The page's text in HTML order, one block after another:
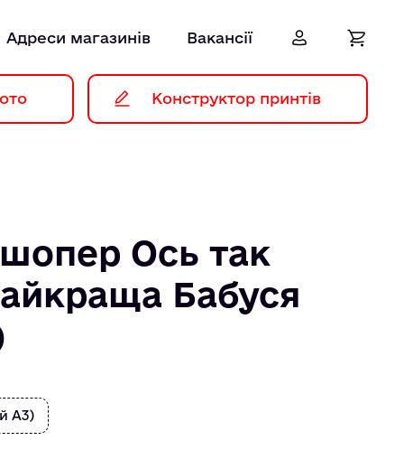
Адреси магазинів Вакансії
Конструктор принтів
Ось так
Бабуся
А3)